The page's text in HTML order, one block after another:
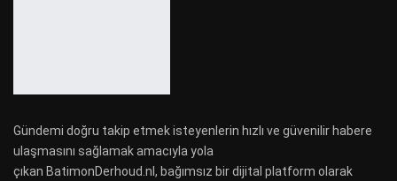
Gündemi doğru takip etmek isteyenlerin hızlı ve güvenilir habere
ulaşmasını sağlamak amacıyla yola
çıkan BatimonDerhoud.nl, bağımsız bir dijital platform olarak